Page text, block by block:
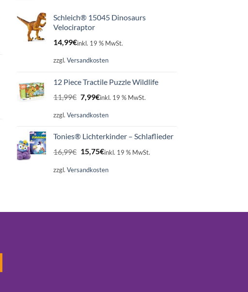
Schleich® 15045 Dinosaurs
Velociraptor
14,99€inkl. 19 % MwSt.
zzgl. Versandkosten
12 Piece Tractile Puzzle Wildlife
11,99€ Ursprünglicher
Preis
war:
7,99€Aktueller
ist:
inkl. 19 % MwSt.
zzgl. Versandkosten
Tonies® Lichterkinder – Schlaflieder
16,99€ Ursprünglicher
war:
15,75€Aktueller
ist:
inkl. 19 % MwSt.
zzgl. Versandkosten